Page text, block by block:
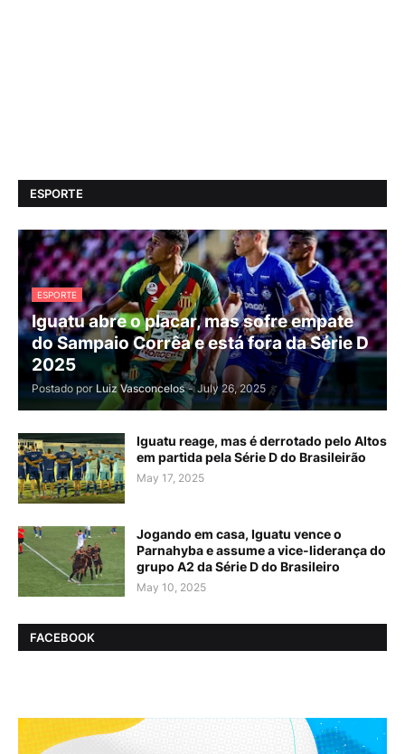
ESPORTE
ESPORTE
Iguatu abre o placar, mas sofre empate
do Sampaio Corrêa e está fora da Série D
2025
Postado por Luiz Vasconcelos - July 26, 2025
Iguatu reage, mas é derrotado pelo Altos
em partida pela Série D do Brasileirão
May 17, 2025
Jogando em casa, Iguatu vence o
Parnahyba e assume a vice-liderança do
grupo A2 da Série D do Brasileiro
May 10, 2025
FACEBOOK